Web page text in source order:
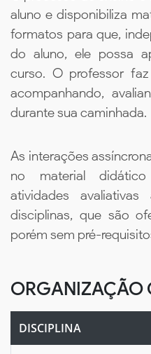
aluno e disponibiliza
formatos para que,
do aluno, ele possa
curso. O professor
acompanhando,
durante sua caminhada.
As interações
no material
atividades
disciplinas, que são
porém sem pré-
ORGANIZAÇÃO
DISCIPLINA